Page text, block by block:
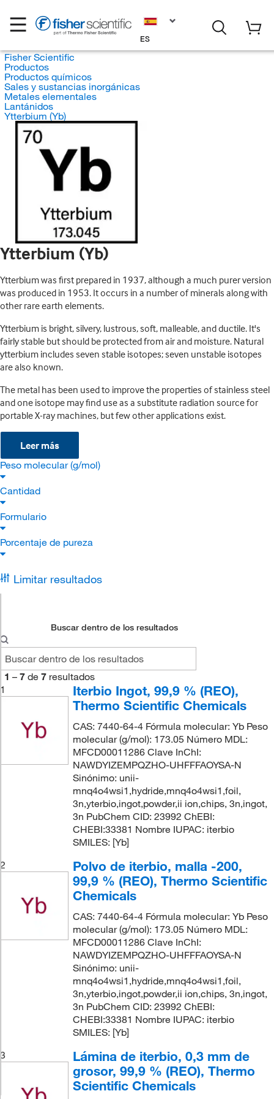
ES
Fisher Scientific
Productos
Productos químicos
Sales y sustancias inorgánicas
Metales elementales
Lantánidos
Ytterbium (Yb)
Ytterbium (Yb)
Ytterbium was first prepared in 1937, although a much purer version
was produced in 1953. It occurs in a number of minerals along with
other rare earth elements.
Ytterbium is bright, silvery, lustrous, soft, malleable, and ductile. It's
fairly stable but should be protected from air and moisture. Natural
ytterbium includes seven stable isotopes; seven unstable isotopes
are also known.
The metal has been used to improve the properties of stainless steel
and one isotope may find use as a substitute radiation source for
portable X-ray machines, but few other applications exist.
Leer más
Peso molecular (g/mol)
Cantidad
Formulario
Porcentaje de pureza
Limitar resultados
Buscar dentro de los resultados
1 – 7 de 7 resultados
1
Iterbio Ingot, 99,9 % (REO),
Thermo Scientific Chemicals
CAS: 7440-64-4 Fórmula molecular: Yb Peso
molecular (g/mol): 173.05 Número MDL:
MFCD00011286 Clave InChI:
NAWDYIZEMPQZHO-UHFFFAOYSA-N
Sinónimo: unii-
mnq4o4wsi1,hydride,mnq4o4wsi1,foil,
3n,yterbio,ingot,powder,ii ion,chips, 3n,ingot,
3n PubChem CID: 23992 ChEBI:
CHEBI:33381 Nombre IUPAC: iterbio
SMILES: [Yb]
2
Polvo de iterbio, malla -200,
99,9 % (REO), Thermo Scientific
Chemicals
CAS: 7440-64-4 Fórmula molecular: Yb Peso
molecular (g/mol): 173.05 Número MDL:
MFCD00011286 Clave InChI:
NAWDYIZEMPQZHO-UHFFFAOYSA-N
Sinónimo: unii-
mnq4o4wsi1,hydride,mnq4o4wsi1,foil,
3n,yterbio,ingot,powder,ii ion,chips, 3n,ingot,
3n PubChem CID: 23992 ChEBI:
CHEBI:33381 Nombre IUPAC: iterbio
SMILES: [Yb]
3
Lámina de iterbio, 0,3 mm de
grosor, 99,9 % (REO), Thermo
Scientific Chemicals